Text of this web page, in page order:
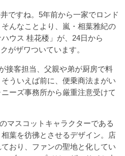
ですね。5年前から一家でロンド
んなことより、嵐・相葉雅紀の
ウス 桂花楼」が、24日から
がザワついています。
接客担当、父親や弟が厨房で料
ういえば前に、便乗商法まがい
ーズ事務所から厳重注意受けて
マスコットキャラクターである
葉を彷彿とさせるデザイン。店
おり、ファンの聖地と化してい